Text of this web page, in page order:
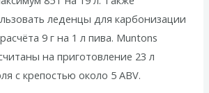
леденцы для карбонизации
9 г на 1 л пива. Muntons
на приготовление 23 л
с крепостью около 5 ABV.